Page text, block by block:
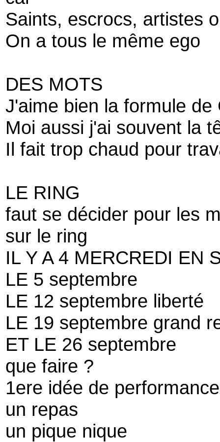
Saints, escrocs, artistes
On a tous le même ego
DES MOTS
J'aime bien la formule
Moi aussi j'ai souvent la
Il fait trop chaud pour
LE RING
faut se décider pour les
sur le ring
IL Y A 4 MERCREDI EN
LE 5 septembre
LE 12 septembre liberté
LE 19 septembre grand
ET LE 26 septembre
que faire ?
1ere idée de performance
un repas
un pique nique